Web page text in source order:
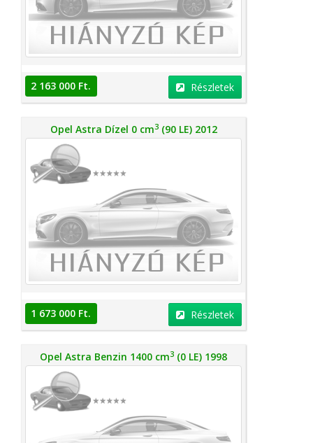
2 163 000 Ft. Részletek
Opel Astra Dízel 0 cm3(90 LE) 2012
1 673 000 Ft. Részletek
Opel Astra Benzin 1400 cm3 (0 LE) 1998